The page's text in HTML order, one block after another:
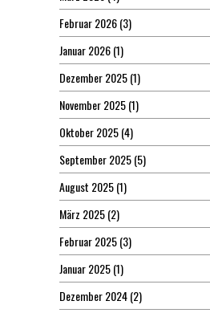
Februar 2026(3)
Januar 2026(1)
Dezember 2025(1)
November 2025(1)
Oktober 2025(4)
September 2025(5)
August 2025(1)
März 2025(2)
Februar 2025(3)
Januar 2025(1)
Dezember 2024(2)